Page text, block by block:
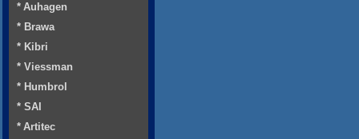
* Auhagen
* Brawa
* Kibri
* Viessman
* Humbrol
* SAI
* Artitec